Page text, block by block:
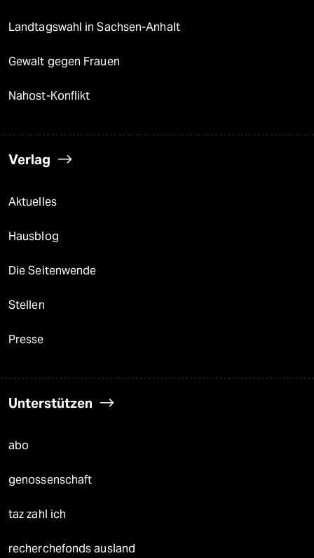
Landtagswahl in Sachsen-Anhalt
Gewalt gegen Frauen
Nahost-Konflikt
Verlag
Aktuelles
Hausblog
Die Seitenwende
Stellen
Presse
Unterstützen
abo
genossenschaft
taz zahl ich
recherchefonds ausland